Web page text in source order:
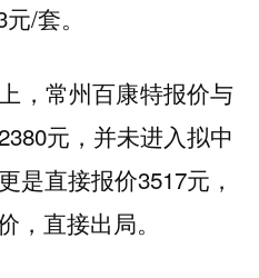
/套。
，常州百康特报价与
元，并未进入拟中
是直接报价3517元，
，直接出局。